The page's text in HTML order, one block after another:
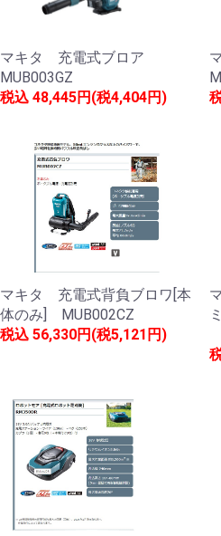
マキタ 充電式ブロア
MUB003GZ
税込 48,445円(税4,404円)
マキタ 充電式背負ブロワ[本
体のみ] MUB002CZ
税込 56,330円(税5,121円)